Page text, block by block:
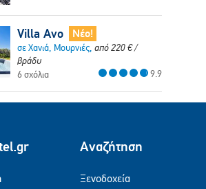
Villa Avo Νέο!
σε Χανιά, Μουρνιές, από220€/
βράδυ
6 σχόλια
9.9
Αναζήτηση
Ξενοδοχεία